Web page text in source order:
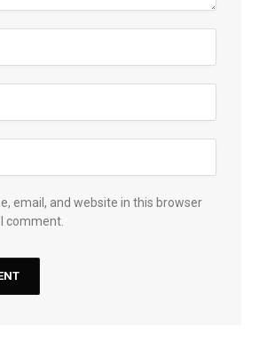
email, and website in this browser
comment.